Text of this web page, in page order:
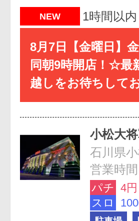
NEW 1時間以内
8月7日【金曜日】
同朝9時開店！☆最
越しをお待ちして
小松大
石川県
営業時
パチ 4円
スロ